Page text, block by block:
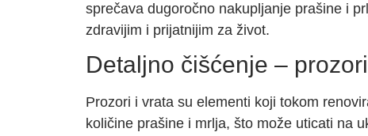
sprečava dugoročno nakupljanje prašine i
zdravijim i prijatnijim za život.
Detaljno čišćenje –
Prozori i vrata su elementi koji tokom
količine prašine i mrlja, što može uticati na